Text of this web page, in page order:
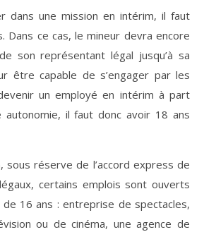
dans une mission en intérim, il faut
Dans ce cas, le mineur devra encore
son représentant légal jusqu’à sa
être capable de s’engager par les
un employé en intérim à part
il faut donc avoir 18 ans
sous réserve de l’accord express de
certains emplois sont ouverts
16 ans : entreprise de spectacles,
ou de cinéma, une agence de